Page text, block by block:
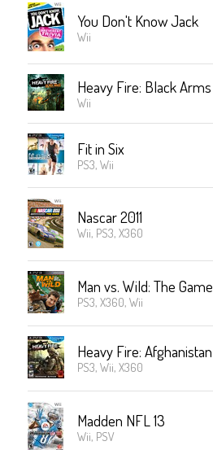
You Don't Know Jack
Wii
Heavy Fire: Black Arms
Wii
Fit in Six
PS3, Wii
Nascar 2011
Wii, PS3, X360
Man vs. Wild: The Game
PS3, X360, Wii
Heavy Fire: Afghanistan
PS3, Wii, X360
Madden NFL 13
Wii, PSV